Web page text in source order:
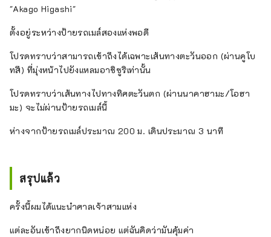
"Akago Higashi"
ตั้งอยู่ระหว่างป้ายรถเมล์สองแห่งพอดี
โปรดทราบว่าสามารถเข้าถึงได้เฉพาะเส้นทางตะวันออก (ผ่านคูโบ
ทสึ) ที่มุ่งหน้าไปยังแหลมอาชิซูริเท่านั้น
โปรดทราบว่าเส้นทางไปทางทิศตะวันตก (ผ่านนาคาฮามะ/โอฮา
มะ) จะไม่ผ่านป้ายรถเมล์นี้
ห่างจากป้ายรถเมล์ประมาณ 200 ม. เดินประมาณ 3 นาที
สรุปแล้ว
ครั้งนี้ผมได้แนะนำศาลเจ้าสามแห่ง
แต่ละอันเข้าถึงยากนิดหน่อย แต่ฉันคิดว่ามันคุ้มค่า